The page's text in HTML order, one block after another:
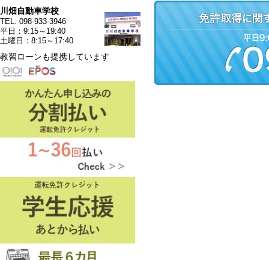
川畑自動車学校
TEL. 098-933-3946
平日：9:15～19:40
土曜日：8:15～17:40
教習ローンも提携しています